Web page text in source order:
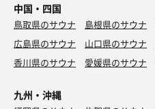
中国・四国
鳥取県のサウナ 島根県のサウナ
広島県のサウナ
山口県のサウナ
香川県のサウナ
愛媛県のサウナ
九州・沖縄